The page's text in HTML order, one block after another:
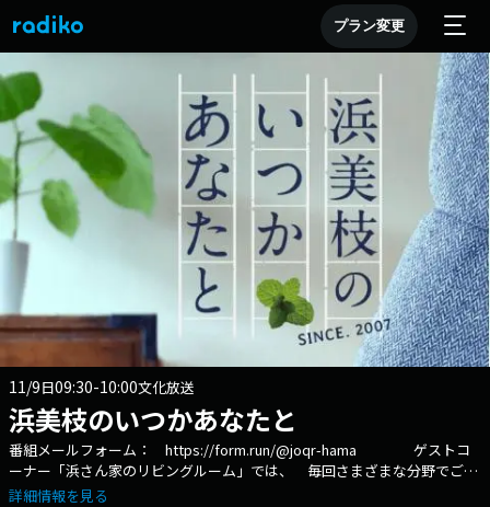
プラン変更
11/9日09:30-10:00文化放送
浜美枝のいつかあなたと
番組メールフォーム： https://form.run/@joqr-hama ゲストコ
ーナー「浜さん家のリビングルーム」では、 毎回さまざまな分野でご活
躍されている方をお迎えして、 アットホームな雰囲気の中、お話を伺い
詳細情報を見る